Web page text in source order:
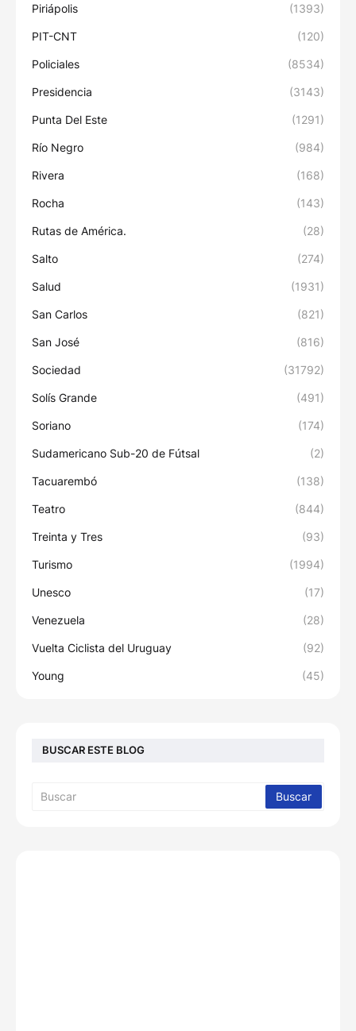
Piriápolis (1393)
PIT-CNT (120)
Policiales (8534)
Presidencia (3143)
Punta Del Este (1291)
Río Negro (984)
Rivera (168)
Rocha (143)
Rutas de América. (28)
Salto (274)
Salud (1931)
San Carlos (821)
San José (816)
Sociedad (31792)
Solís Grande (491)
Soriano (174)
Sudamericano Sub-20 de Fútsal (2)
Tacuarembó (138)
Teatro (844)
Treinta y Tres (93)
Turismo (1994)
Unesco (17)
Venezuela (28)
Vuelta Ciclista del Uruguay (92)
Young (45)
BUSCAR ESTE BLOG